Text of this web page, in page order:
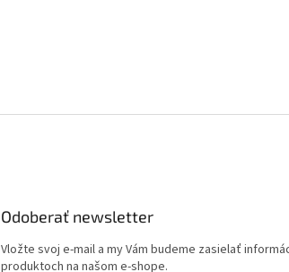
Odoberať newsletter
Vložte svoj e-mail a my Vám budeme zasielať
produktoch na našom e-shope.